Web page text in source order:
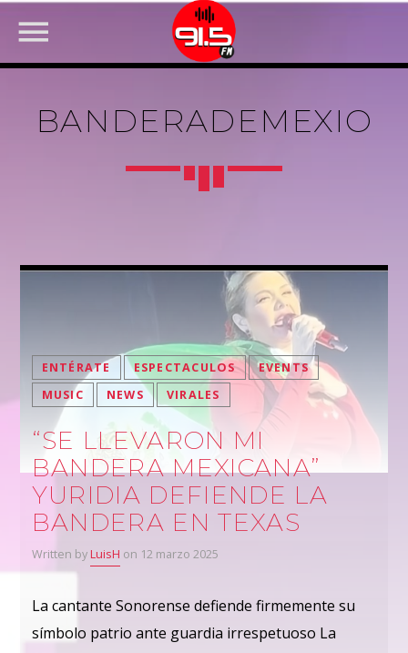
BANDERADEMEXIO
ENTÉRATE ESPECTACULOS
EVENTS
MUSIC
NEWS VIRALES
“SE LLEVARON MI
BANDERA MEXICANA”
YURIDIA DEFIENDE LA
BANDERA EN TEXAS
Written by LuisH on 12 marzo 2025
La cantante Sonorense defiende firmemente su
símbolo patrio ante guardia irrespetuoso La